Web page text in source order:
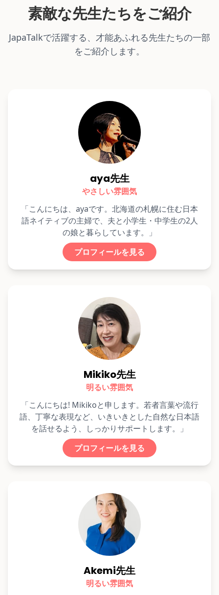
素敵な先生たちをご紹介
JapaTalkで活躍する、才能あふれる先生たちの一部
をご紹介します。
aya先生
やさしい雰囲気
「こんにちは、ayaです。北海道の札幌に住む日本
語ネイティブの主婦で、夫と小学生・中学生の2人
の娘と暮らしています。」
プロフィールを見る
Mikiko先生
明るい雰囲気
「こんにちは! Mikikoと申します。若者言葉や流行
語、丁寧な表現など、いきいきとした自然な日本語
を話せるよう、しっかりサポートします。」
プロフィールを見る
Akemi先生
明るい雰囲気